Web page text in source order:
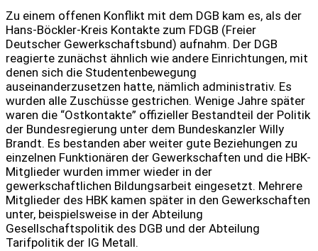
Zu einem offenen Konflikt mit dem DGB kam es, als der
Hans-Böckler-Kreis Kontakte zum FDGB (Freier
Deutscher Gewerkschaftsbund) aufnahm. Der DGB
reagierte zunächst ähnlich wie andere Einrichtungen, mit
denen sich die Studentenbewegung
auseinanderzusetzen hatte, nämlich administrativ. Es
wurden alle Zuschüsse gestrichen. Wenige Jahre später
waren die “Ostkontakte” offizieller Bestandteil der Politik
der Bundesregierung unter dem Bundeskanzler Willy
Brandt. Es bestanden aber weiter gute Beziehungen zu
einzelnen Funktionären der Gewerkschaften und die HBK-
Mitglieder wurden immer wieder in der
gewerkschaftlichen Bildungsarbeit eingesetzt. Mehrere
Mitglieder des HBK kamen später in den Gewerkschaften
unter, beispielsweise in der Abteilung
Gesellschaftspolitik des DGB und der Abteilung
Tarifpolitik der IG Metall.